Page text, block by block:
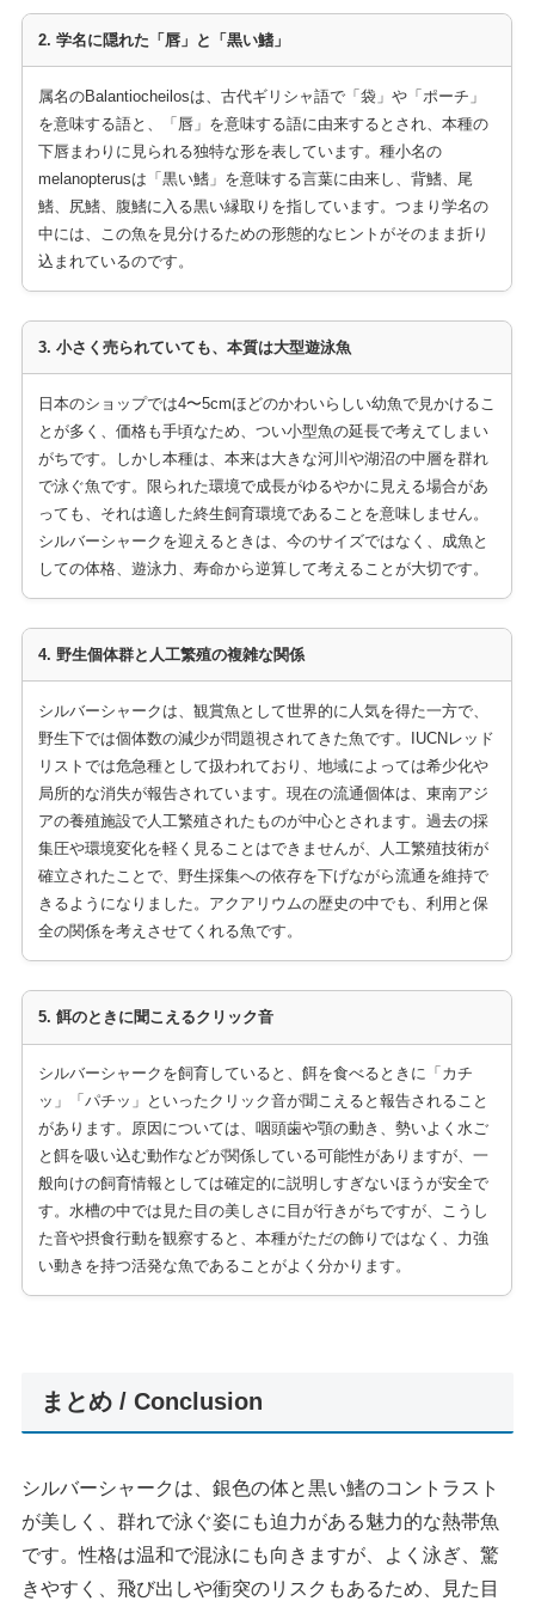
2. 学名に隠れた「唇」と「黒い鰭」
属名のBalantiocheilosは、古代ギリシャ語で「袋」や「ポーチ」
を意味する語と、「唇」を意味する語に由来するとされ、本種の
下唇まわりに見られる独特な形を表しています。種小名の
melanopterusは「黒い鰭」を意味する言葉に由来し、背鰭、尾
鰭、尻鰭、腹鰭に入る黒い縁取りを指しています。つまり学名の
中には、この魚を見分けるための形態的なヒントがそのまま折り
込まれているのです。
3. 小さく売られていても、本質は大型遊泳魚
日本のショップでは4〜5cmほどのかわいらしい幼魚で見かけるこ
とが多く、価格も手頃なため、つい小型魚の延長で考えてしまい
がちです。しかし本種は、本来は大きな河川や湖沼の中層を群れ
で泳ぐ魚です。限られた環境で成長がゆるやかに見える場合があ
っても、それは適した終生飼育環境であることを意味しません。
シルバーシャークを迎えるときは、今のサイズではなく、成魚と
しての体格、遊泳力、寿命から逆算して考えることが大切です。
4. 野生個体群と人工繁殖の複雑な関係
シルバーシャークは、観賞魚として世界的に人気を得た一方で、
野生下では個体数の減少が問題視されてきた魚です。IUCNレッド
リストでは危急種として扱われており、地域によっては希少化や
局所的な消失が報告されています。現在の流通個体は、東南アジ
アの養殖施設で人工繁殖されたものが中心とされます。過去の採
集圧や環境変化を軽く見ることはできませんが、人工繁殖技術が
確立されたことで、野生採集への依存を下げながら流通を維持で
きるようになりました。アクアリウムの歴史の中でも、利用と保
全の関係を考えさせてくれる魚です。
5. 餌のときに聞こえるクリック音
シルバーシャークを飼育していると、餌を食べるときに「カチ
ッ」「パチッ」といったクリック音が聞こえると報告されること
があります。原因については、咽頭歯や顎の動き、勢いよく水ご
と餌を吸い込む動作などが関係している可能性がありますが、一
般向けの飼育情報としては確定的に説明しすぎないほうが安全で
す。水槽の中では見た目の美しさに目が行きがちですが、こうし
た音や摂食行動を観察すると、本種がただの飾りではなく、力強
い動きを持つ活発な魚であることがよく分かります。
まとめ / Conclusion
シルバーシャークは、銀色の体と黒い鰭のコントラスト
が美しく、群れで泳ぐ姿にも迫力がある魅力的な熱帯魚
です。性格は温和で混泳にも向きますが、よく泳ぎ、驚
きやすく、飛び出しや衝突のリスクもあるため、見た目